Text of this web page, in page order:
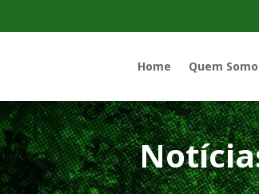
Home Quem